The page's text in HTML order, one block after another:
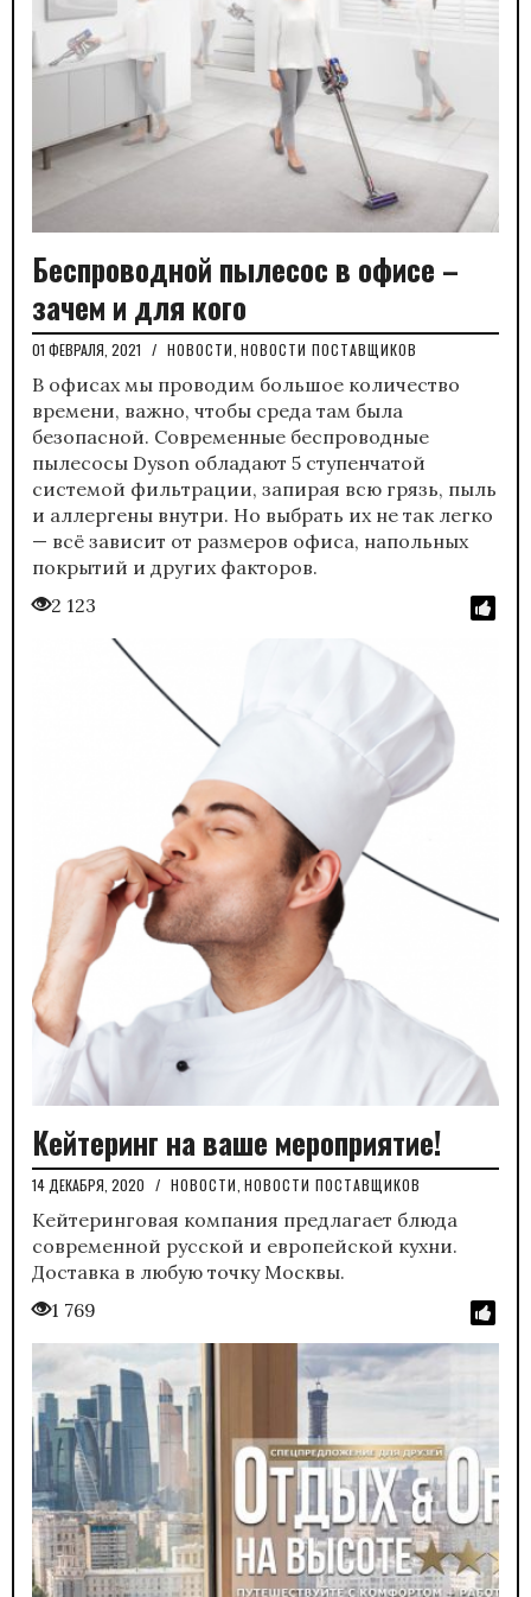
Беспроводной пылесос в офисе –
зачем и для кого
01 ФЕВРАЛЯ, 2021 / НОВОСТИ НОВОСТИ ПОСТАВЩИКОВ
В офисах мы проводим большое количество
времени, важно, чтобы среда там была
безопасной. Современные беспроводные
пылесосы Dyson обладают 5 ступенчатой
системой фильтрации, запирая всю грязь, пыль
и аллергены внутри. Но выбрать их не так легко
— всё зависит от размеров офиса, напольных
покрытий и других факторов.
2 123
Кейтеринг на ваше мероприятие!
14 ДЕКАБРЯ, 2020 / НОВОСТИ НОВОСТИ ПОСТАВЩИКОВ
Кейтеринговая компания предлагает блюда
современной русской и европейской кухни.
Доставка в любую точку Москвы.
1 769